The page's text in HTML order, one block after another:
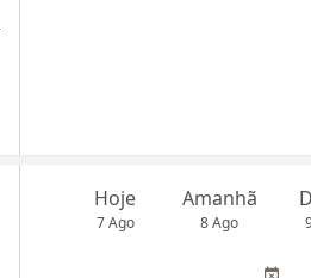
Hoje
7 Ago
Amanhã
8 Ago